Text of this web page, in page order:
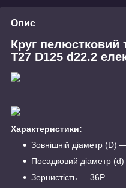
Опис
Круг пелюстковий
T27 D125 d22.2
Характеристики:
Зовнішній діаметр (D)
Посадковий діаметр
Зернистість — 36P.